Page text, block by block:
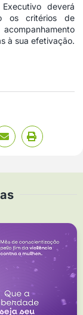
deverá
os critérios de
à sua efetivação.